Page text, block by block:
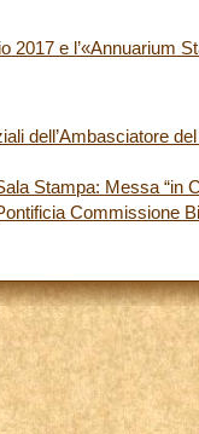
2017 e l’«Annuarium
dell’Ambasciatore
Stampa: Messa “in
Commissione